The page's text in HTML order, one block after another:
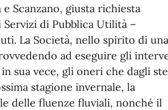
Scanzano, giusta richiesta
Servizi di Pubblica Utilità –
La Società, nello spirito di una
ad eseguire gli
sua vece, gli oneri che dagli
stagione invernale, la
delle fluenze fluviali, nonché il